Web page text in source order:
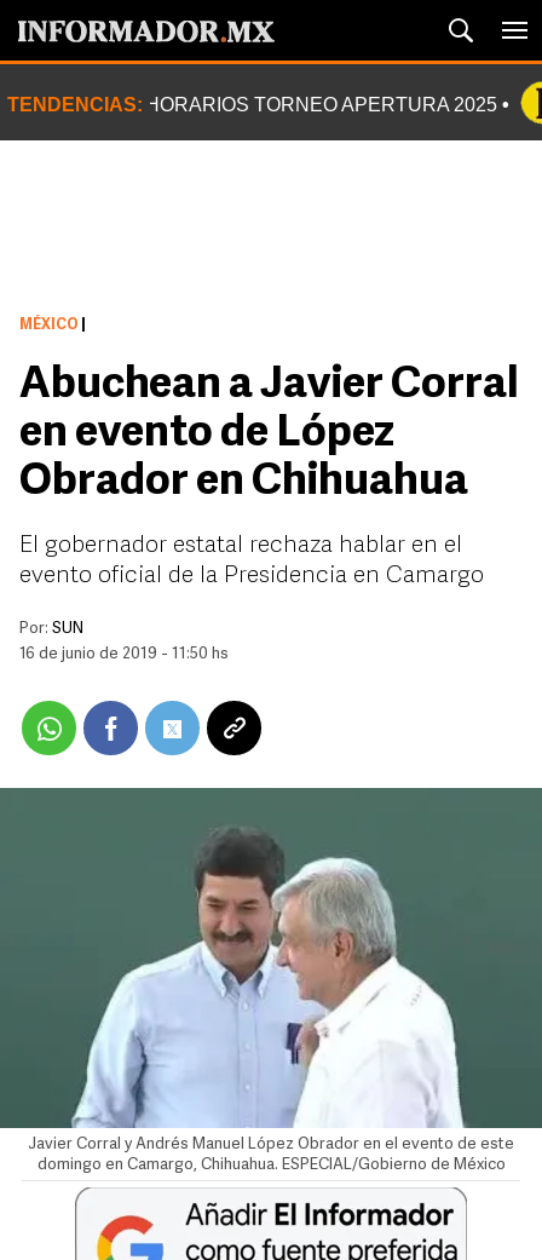
TENDENCIAS: HORARIOS TORNEO APERTURA 2025
MÉXICO
Abuchean a Javier Corral
en evento de López
Obrador en Chihuahua
El gobernador estatal rechaza hablar en el
evento oficial de la Presidencia en Camargo
Por: SUN
16 de junio de 2019 - 11:50 hs
Javier Corral y Andrés Manuel López Obrador en el evento de este
domingo en Camargo, Chihuahua. ESPECIAL/Gobierno de México